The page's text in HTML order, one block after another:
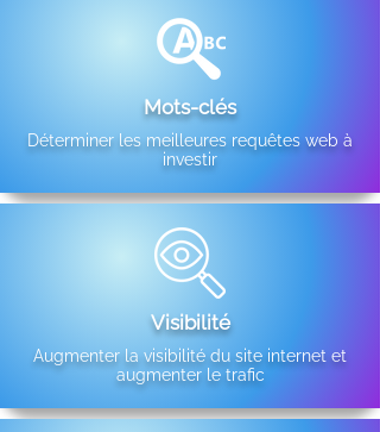
Mots-clés
Déterminer les meilleures requêtes web à
investir
Visibilité
Augmenter la visibilité du site internet et
augmenter le trafic